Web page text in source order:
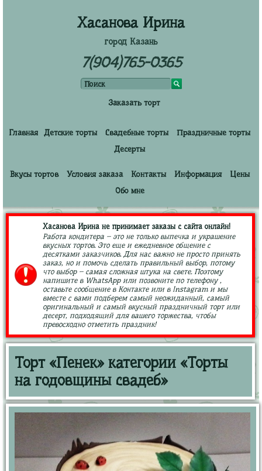
Хасанова Ирина
город Казань
7(904)765-0365
Заказать торт
Главная Детские торты Свадебные торты
Праздничные торты
Десерты
Вкусы тортов Условия заказа Контакты Информация
Цены
Обо мне
Хасанова Ирина не принимает заказы с сайта онлайн!
Работа кондитера – это не только выпечка и украшение
вкусных тортов. Это еще и ежедневное общение с
десятками заказчиков. Для нас важно не просто принять
заказ, но и помочь сделать правильный выбор, потому
что выбор – самая сложная штука на свете. Поэтому
напишите в WhatsApp или позвоните по телефону ,
оставьте сообщение в Контакте или в Instagram и мы
вместе с вами подберем самый неожиданный, самый
оригинальный и самый вкусный праздничный торт или
десерт, подходящий для вашего торжества, чтобы
превосходно отметить праздник!
Торт «Пенек» категории «Торты
на годовщины свадеб»